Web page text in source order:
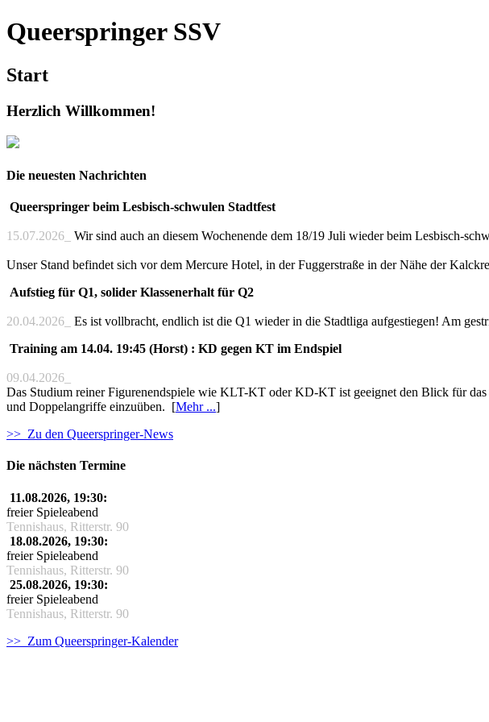
Queerspringer SSV
Start
Herzlich Willkommen!
Die neuesten Nachrichten
Queerspringer beim Lesbisch-schwulen Stadtfest
15.07.2026_ Wir sind auch an diesem Wochenende dem 18/19 Juli wieder beim Lesbisch-
Unser Stand befindet sich vor dem Mercure Hotel, in der Fuggerstraße in der Nähe der
Aufstieg für Q1, solider Klassenerhalt für Q2
20.04.2026_ Es ist vollbracht, endlich ist die Q1 wieder in die Stadtliga aufgestiegen! Am
Training am 14.04. 19:45 (Horst) : KD gegen KT im Endspiel
09.04.2026_
Das Studium reiner Figurenendspiele wie KLT-KT oder KD-KT ist geeignet den Blick für
und Doppelangriffe einzuüben. [Mehr ...]
>> Zu den Queerspringer-News
Die nächsten Termine
11.08.2026, 19:30:
freier Spieleabend
Tennishaus, Ritterstr. 90
18.08.2026, 19:30:
freier Spieleabend
Tennishaus, Ritterstr. 90
25.08.2026, 19:30:
freier Spieleabend
Tennishaus, Ritterstr. 90
>> Zum Queerspringer-Kalender